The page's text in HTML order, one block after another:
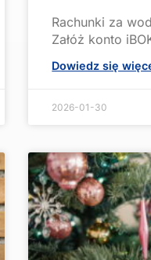
Rachunki za
Załóż konto
Dowiedz się
2026-01-30